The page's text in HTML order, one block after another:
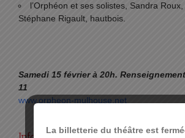
l’Orphéon et ses solistes, Sandra
Stéphane Rigault, hautbois.
Samedi 15 février à 20h.
11
www.orpheon-mulhouse.net
La billetterie du théâtre est